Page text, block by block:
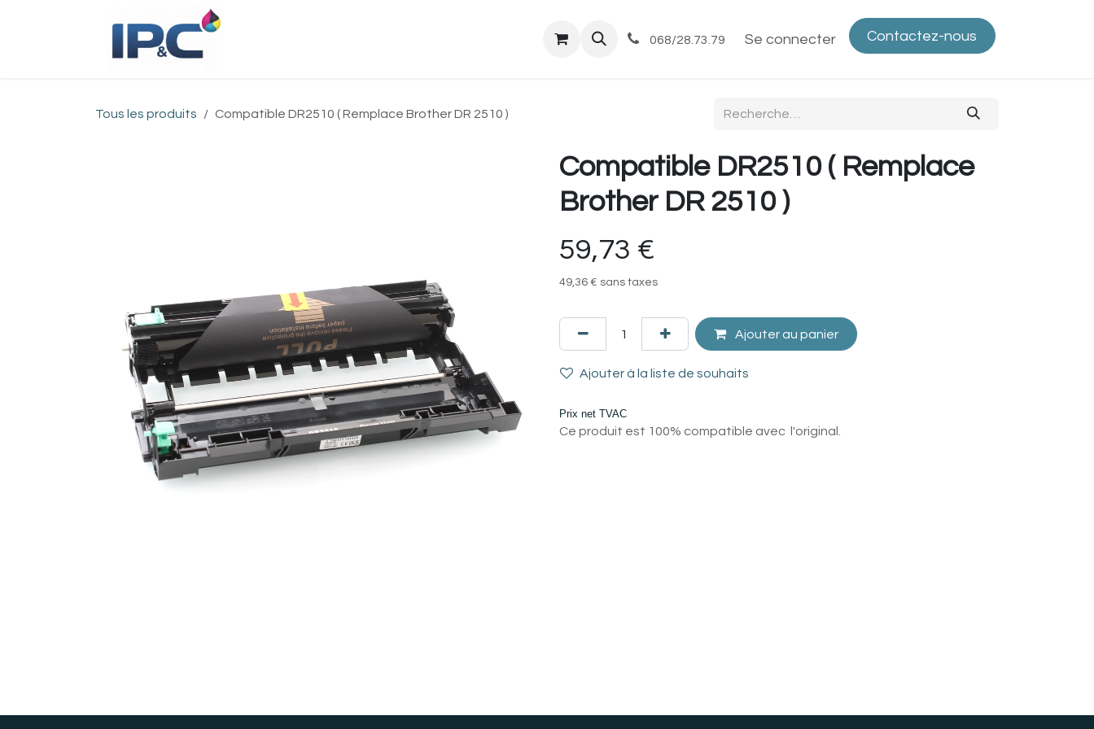
Commandes et livraisons Contactez-nous Politique de confidentialité
068/28.73.79 Se connecter Contactez-nous
Tous les produits Compatible DR2510 ( Remplace Brother DR 2510 )
Compatible DR2510 ( Remplace
Brother DR 2510 )
59,73 €
49,36 € sans taxes
Ajouter au panier
Ajouter à la liste de souhaits
Prix net TVAC
Ce produit est 100% compatible avec l'original.